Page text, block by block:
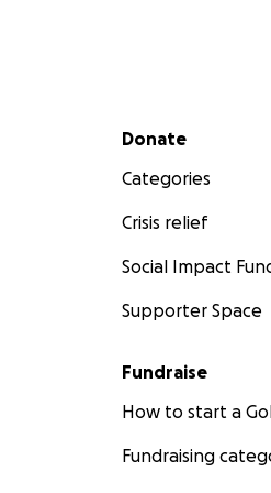
Secondary menu
Donate
Categories
Crisis relief
Social Impact
Supporter Space
Fundraise
How to start a
Fundraising